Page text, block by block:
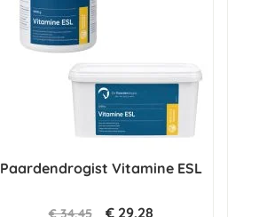
Paardendrogist Vitamine ESL
€ 34,45 € 29,28